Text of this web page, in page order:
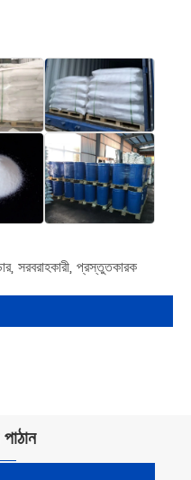
সরবরাহকারী, প্রস্তুতকারক